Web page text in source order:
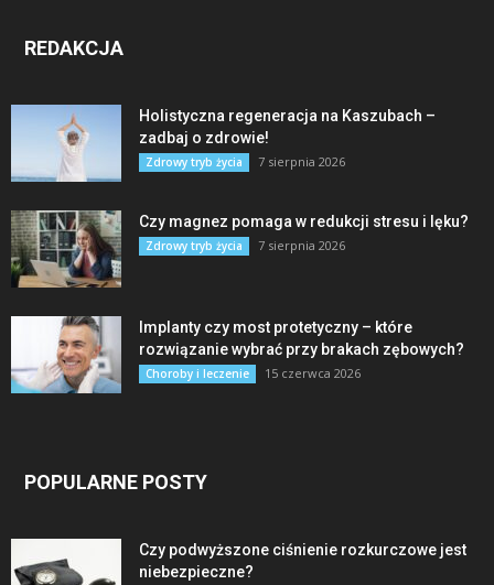
REDAKCJA
Holistyczna regeneracja na Kaszubach –
zadbaj o zdrowie!
Zdrowy tryb życia 7 sierpnia 2026
Czy magnez pomaga w redukcji stresu i lęku?
Zdrowy tryb życia 7 sierpnia 2026
Implanty czy most protetyczny – które
rozwiązanie wybrać przy brakach zębowych?
Choroby i leczenie 15 czerwca 2026
POPULARNE POSTY
Czy podwyższone ciśnienie rozkurczowe jest
niebezpieczne?